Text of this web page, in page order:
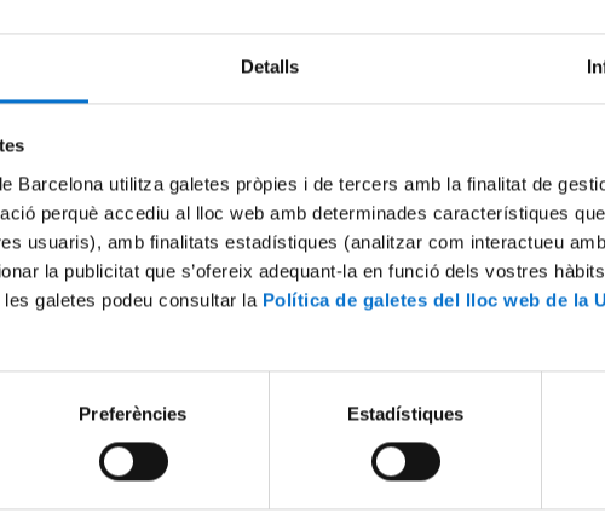
Detalls
Barcelona utilitza galetes pròpies i de tercers amb la finalitat de
perquè accediu al lloc web amb determinades característiques
usuaris), amb finalitats estadístiques (analitzar com interactueu
la publicitat que s’ofereix adequant-la en funció dels vostres
galetes podeu consultar la Política de galetes del lloc web de la
Preferències Estadístiques
sueño y su relación con el